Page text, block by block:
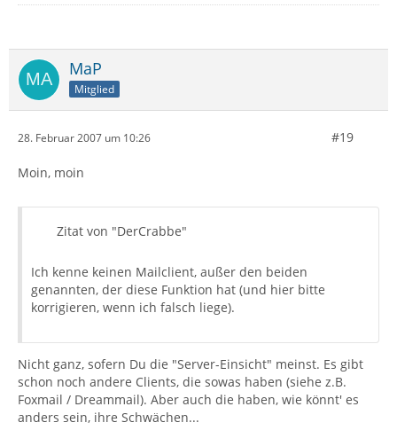
MaP
Mitglied
28. Februar 2007 um 10:26 #19
Moin, moin
Zitat von "DerCrabbe"
Ich kenne keinen Mailclient, außer den beiden
genannten, der diese Funktion hat (und hier bitte
korrigieren, wenn ich falsch liege).
Nicht ganz, sofern Du die "Server-Einsicht" meinst. Es gibt
schon noch andere Clients, die sowas haben (siehe z.B.
Foxmail / Dreammail). Aber auch die haben, wie könnt' es
anders sein, ihre Schwächen...